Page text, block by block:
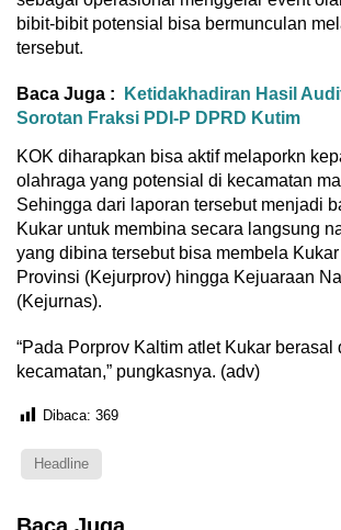
bibit-bibit potensial bisa bermunculan
tersebut.
Baca Juga :
Ketidakhadiran Hasil
Sorotan Fraksi PDI-P DPRD Kutim
KOK diharapkan bisa aktif melaporkn
olahraga yang potensial di kecamatan
Sehingga dari laporan tersebut menjadi
Kukar untuk membina secara langsung
yang dibina tersebut bisa membela
Provinsi (Kejurprov) hingga Kejuaraan
(Kejurnas).
“Pada Porprov Kaltim atlet Kukar berasal
kecamatan,” pungkasnya. (adv)
Dibaca: 369
Headline